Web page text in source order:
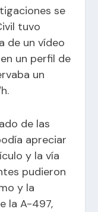
se
tuvo
de un vídeo
un perfil de
un
de las
apreciar
y la vía
pudieron
y la
la A-497,